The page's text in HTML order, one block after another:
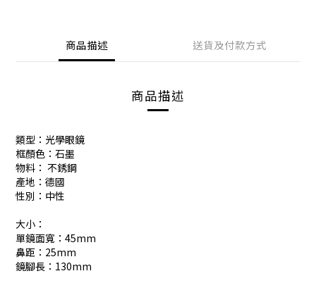
商品描述 送貨及付款方式
商品描述
類型：光學眼鏡
框顏色：石墨
物料： 不銹鋼
產地：德國
性別：中性
大小：
單鏡面寬：45mm
鼻距：25mm
鏡腳長：130mm